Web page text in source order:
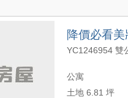
900 萬 - 1200 萬
1200 萬 - 1500 萬
1500 萬 - 2500 萬
2500 萬 - 4000 萬
20 坪
20 坪
40 坪
5 年 - 10 年
10 年 - 20 年
20 年 - 30 年
年
降價必看
公寓
土地 6.81 坪